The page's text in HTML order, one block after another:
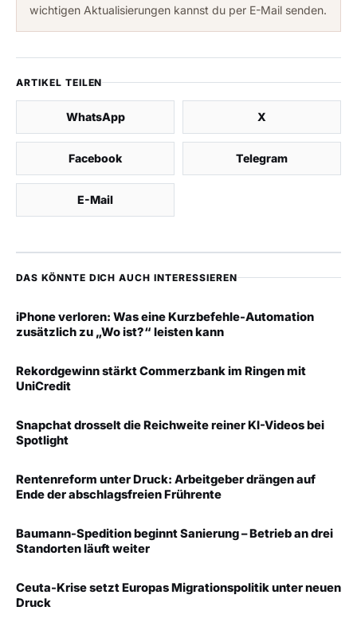
wichtigen Aktualisierungen kannst du per E-Mail senden.
ARTIKEL TEILEN
WhatsApp X
Facebook Telegram
E-Mail
DAS KÖNNTE DICH AUCH INTERESSIEREN
iPhone verloren: Was eine Kurzbefehle-Automation
zusätzlich zu „Wo ist?“ leisten kann
Rekordgewinn stärkt Commerzbank im Ringen mit
UniCredit
Snapchat drosselt die Reichweite reiner KI-Videos bei
Spotlight
Rentenreform unter Druck: Arbeitgeber drängen auf
Ende der abschlagsfreien Frührente
Baumann-Spedition beginnt Sanierung – Betrieb an drei
Standorten läuft weiter
Ceuta-Krise setzt Europas Migrationspolitik unter neuen
Druck